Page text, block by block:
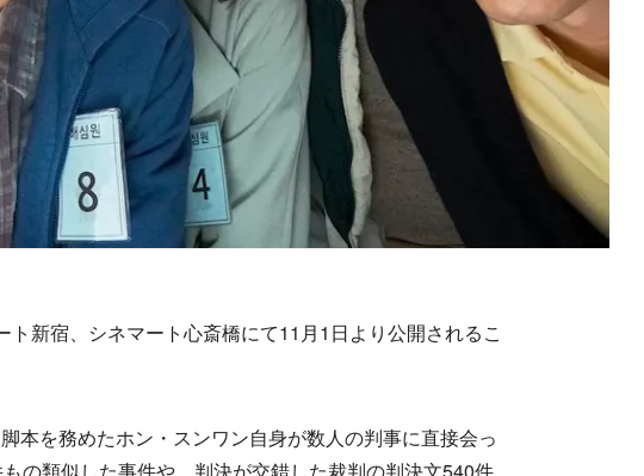
新宿、シネマート心斎橋にて11月1日より公開されるこ
を務めたホン・スンワン自身が数人の判事に直接会っ
の類似した事件や、判決が交錯した裁判の判決文540件